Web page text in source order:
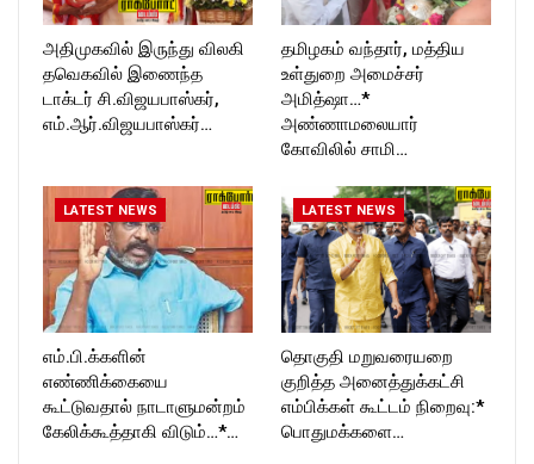
அதிமுகவில் இருந்து விலகி
தவெகவில் இணைந்த
டாக்டர் சி.விஜயபாஸ்கர்,
எம்.ஆர்.விஜயபாஸ்கர்…
தமிழகம் வந்தார், மத்திய
உள்துறை அமைச்சர்
அமித்ஷா…*
அண்ணாமலையார்
கோவிலில் சாமி…
LATEST NEWS
எம்.பி.க்களின்
எண்ணிக்கையை
கூட்டுவதால் நாடாளுமன்றம்
கேலிக்கூத்தாகி விடும்…*…
LATEST NEWS
தொகுதி மறுவரையறை
குறித்த அனைத்துக்கட்சி
எம்பிக்கள் கூட்டம் நிறைவு:*
பொதுமக்களை…